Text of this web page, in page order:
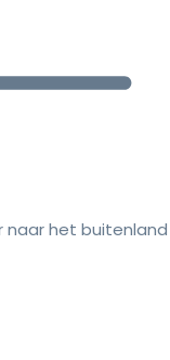
het buitenland